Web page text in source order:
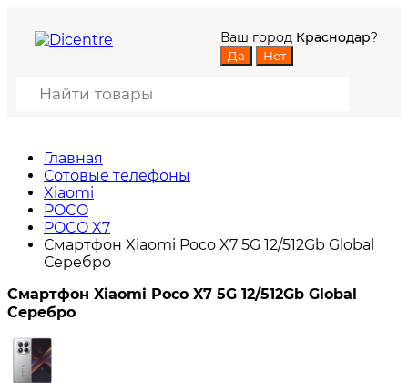
Ваш город Краснодар?
Главная
Сотовые телефоны
Xiaomi
POCO
POCO X7
Смартфон Xiaomi Poco X7 5G 12/512Gb Global
Серебро
Смартфон Xiaomi Poco X7 5G 12/512Gb Global
Серебро